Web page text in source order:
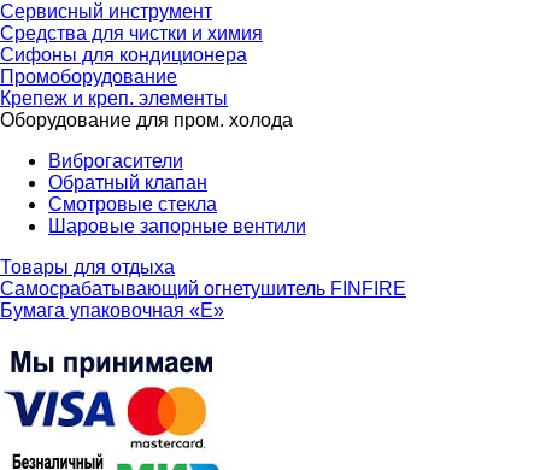
Сервисный инструмент
Средства для чистки и химия
Сифоны для кондиционера
Промоборудование
Крепеж и креп. элементы
Оборудование для пром. холода
Виброгасители
Обратный клапан
Смотровые стекла
Шаровые запорные вентили
Товары для отдыха
Самосрабатывающий огнетушитель FINFIRE
Бумага упаковочная «Е»